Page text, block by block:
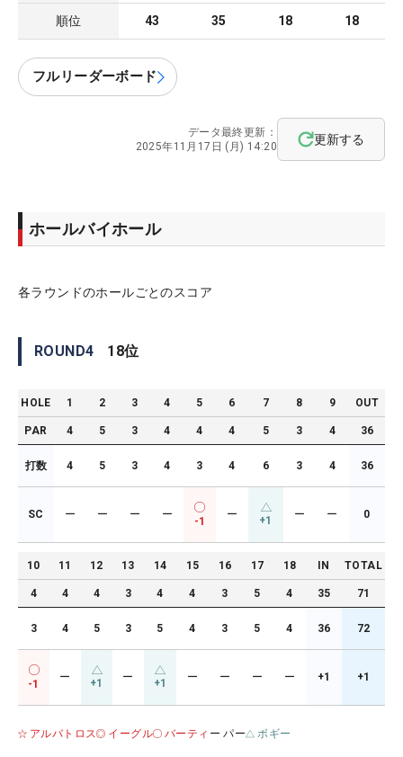
順位 43 35 18 18
フルリーダーボード
データ最終更新：
2025年11月17日 (月) 14:20
更新する
ホールバイホール
各ラウンドのホールごとのスコア
ROUND4 18位
HOLE 1 2 3 4 5 6 7 8 9 OUT
PAR 4 5 3 4 4 4 5 3 4 36
打数 4 5 3 4 3 4 6 3 4 36
SC ー ー ー ー
-1
ー +1 ー ー 0
10 11 12 13 14 15 16 17 18 IN TOTAL
4 4 4 3 4 4 3 5 4 35 71
3 4 5 3 5 4 3 5 4 36 72
-1
ー +1 ー +1 ー ー ー ー +1 +1
アルバトロス イーグル バーティ ー パー ボギー